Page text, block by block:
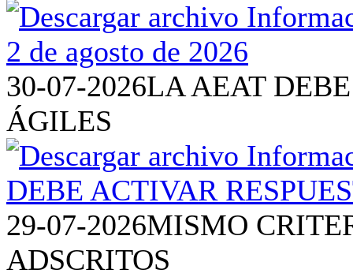
30-07-2026LA AEAT
ÁGILES
29-07-2026MISMO
ADSCRITOS